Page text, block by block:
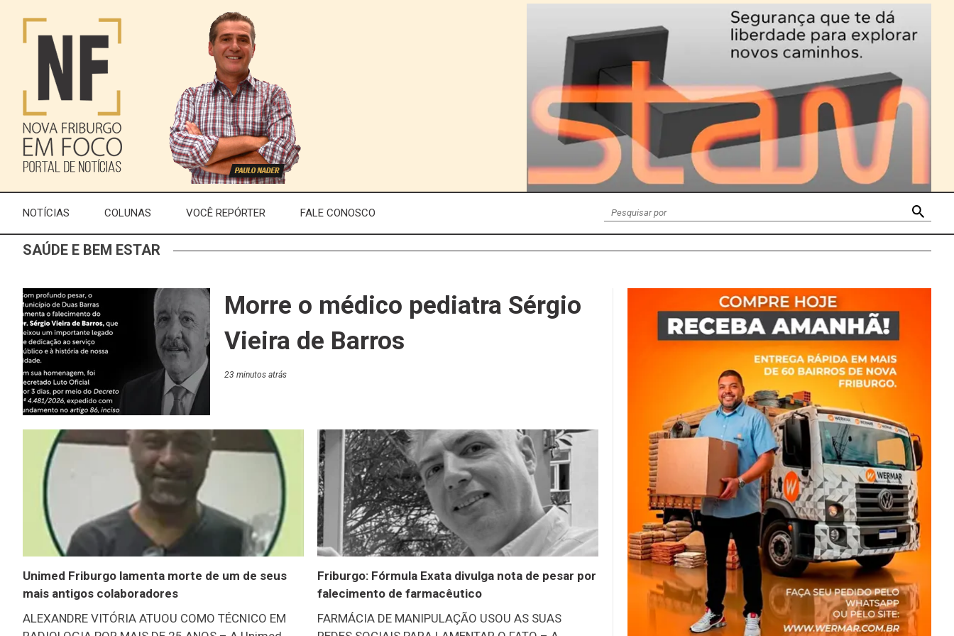
NOTÍCIAS COLUNAS VOCÊ REPÓRTER FALE CONOSCO
SAÚDE E BEM ESTAR
Morre o médico pediatra Sérgio
Vieira de Barros
23 minutos atrás
Unimed Friburgo lamenta morte de um de seus
mais antigos colaboradores
ALEXANDRE VITÓRIA ATUOU COMO TÉCNICO EM
Friburgo: Fórmula Exata divulga nota de pesar por
falecimento de farmacêutico
FARMÁCIA DE MANIPULAÇÃO USOU AS SUAS